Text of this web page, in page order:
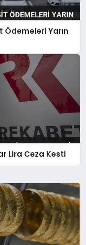
Ödemeleri Yarın
Lira Ceza Kesti